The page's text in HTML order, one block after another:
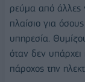
ρεύμα από άλλες
πλαίσιο για
υπηρεσία.
όταν δεν
πάροχος την